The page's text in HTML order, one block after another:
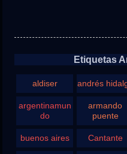
Etiquetas
aldiser andrés
argentinamun
do
armando
puente
buenos aires Cantante